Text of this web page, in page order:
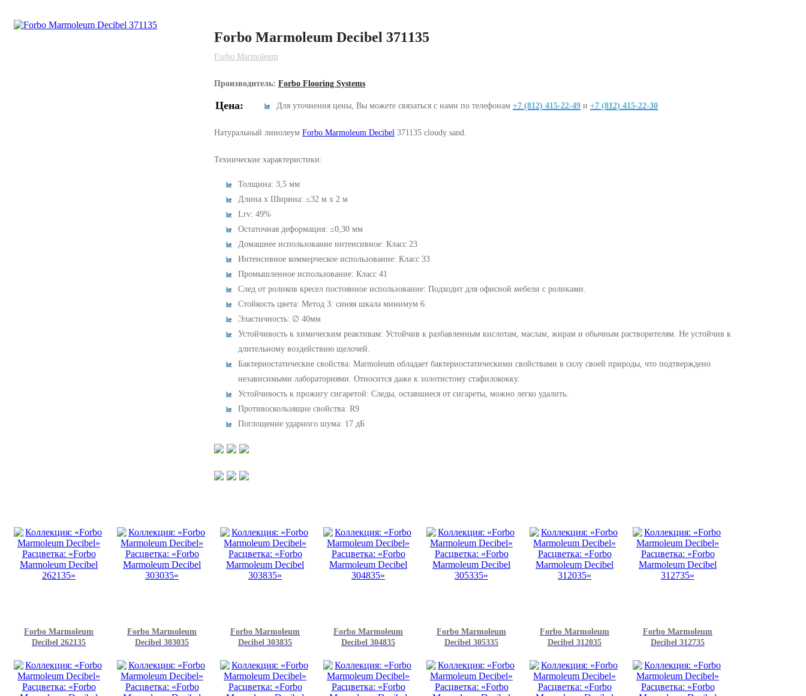
Forbo Marmoleum Decibel 371135
Forbo Marmoleum
Производитель: Forbo Flooring Systems
Цена: Для уточнения цены, Вы можете связаться с нами по телефонам +7 (812) 415-22-49 и +7 (812) 415-22-30
Натуральный линолеум Forbo Marmoleum Decibel 371135 cloudy sand.
Технические характеристики:
Толщина: 3,5 мм
Длина х Ширина: ≤32 м x 2 м
Lrv: 49%
Остаточная деформация: ≤0,30 мм
Домашнее использование интенсивное: Класс 23
Интенсивное коммерческое использование: Класс 33
Промышленное использование: Класс 41
След от роликов кресел постоянное использование: Подходит для офисной мебели с роликами.
Стойкость цвета: Метод 3: синяя шкала минимум 6.
Эластичность: ∅ 40мм
Устойчивость к химическим реактивам: Устойчив к разбавленным кислотам, маслам, жирам и обычным растворителям. Не устойчив к
длительному воздействию щелочей.
Бактериостатические свойства: Marmoleum обладает бактериостатическими свойствами в силу своей природы, что подтверждено
независимыми лабораториями. Относится даже к золотистому стафилококку.
Устойчивость к прожигу сигаретой: Следы, оставшиеся от сигареты, можно легко удалить.
Противоскользящие свойства: R9
Поглощение ударного шума: 17 дБ
Forbo Marmoleum
Decibel 262135
Forbo Marmoleum
Decibel 303035
Forbo Marmoleum
Decibel 303835
Forbo Marmoleum
Decibel 304835
Forbo Marmoleum
Decibel 305335
Forbo Marmoleum
Decibel 312035
Forbo Marmoleum
Decibel 312735